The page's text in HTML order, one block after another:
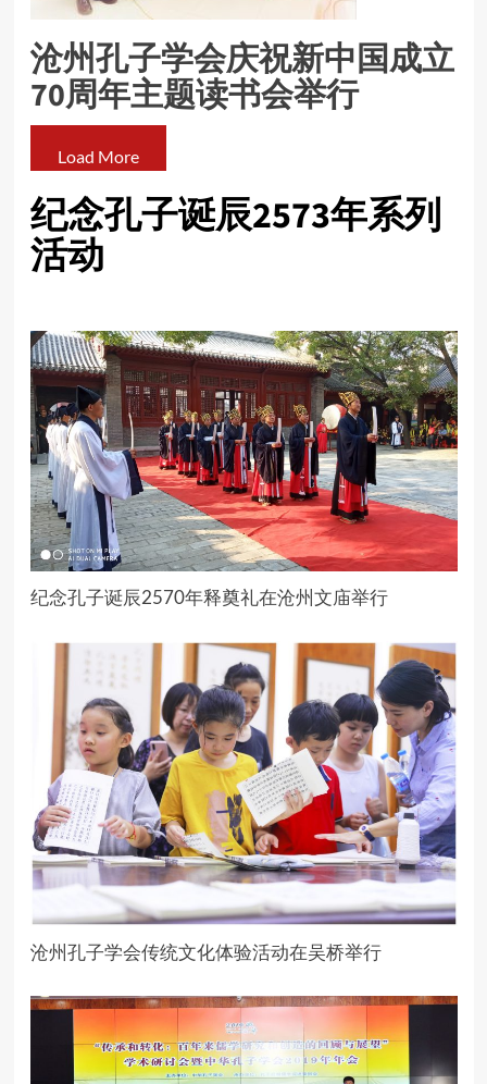
沧州孔子学会庆祝新中国成立
70周年主题读书会举行
Load More
纪念孔子诞辰2573年系列
活动
纪念孔子诞辰2570年释奠礼在沧州文庙举行
沧州孔子学会传统文化体验活动在吴桥举行